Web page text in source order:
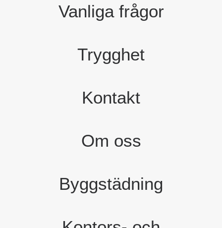
Vanliga frågor
Trygghet
Kontakt
Om oss
Byggstädning